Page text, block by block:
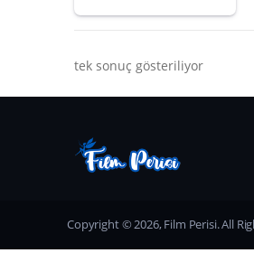
tek sonuç gösteriliyor
Copyright © 2026, Film Perisi. All